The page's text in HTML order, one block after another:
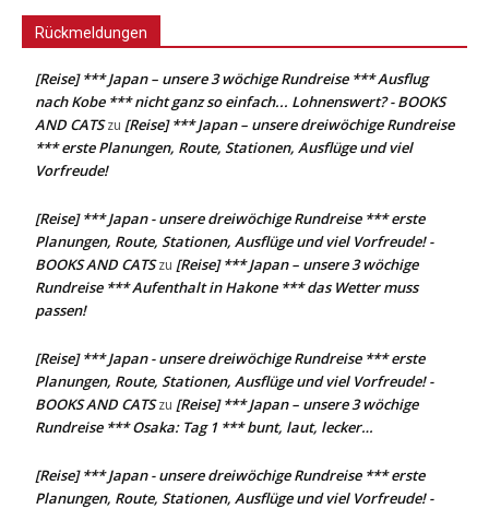
Rückmeldungen
[Reise] *** Japan – unsere 3 wöchige Rundreise *** Ausflug
nach Kobe *** nicht ganz so einfach... Lohnenswert? - BOOKS
AND CATSzu [Reise] *** Japan – unsere dreiwöchige Rundreise
*** erste Planungen, Route, Stationen, Ausflüge und viel
Vorfreude!
[Reise] *** Japan - unsere dreiwöchige Rundreise *** erste
Planungen, Route, Stationen, Ausflüge und viel Vorfreude! -
BOOKS AND CATSzu [Reise] *** Japan – unsere 3 wöchige
Rundreise *** Aufenthalt in Hakone *** das Wetter muss
passen!
[Reise] *** Japan - unsere dreiwöchige Rundreise *** erste
Planungen, Route, Stationen, Ausflüge und viel Vorfreude! -
BOOKS AND CATSzu [Reise] *** Japan – unsere 3 wöchige
Rundreise *** Osaka: Tag 1 *** bunt, laut, lecker…
[Reise] *** Japan - unsere dreiwöchige Rundreise *** erste
Planungen, Route, Stationen, Ausflüge und viel Vorfreude! -